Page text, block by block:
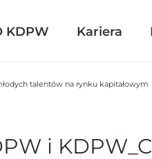
KDPW Kariera
KDPW Kariera
talentów na rynku kapitałowym
i